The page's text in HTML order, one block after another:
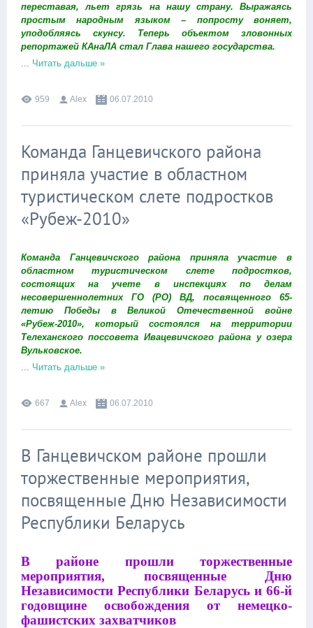
переставая, льет грязь на нашу страну. Выражаясь
простым народным языком – попросту воняет,
уподобляясь скунсу. Теперь объектом зловонных
репортажей КАнаЛА стал Глава нашего государства.
Читать дальше »
959 Alex 06.07.2010
Команда Ганцевичского района
приняла участие в областном
туристическом слете подростков
«Рубеж-2010»
Команда Ганцевичского района приняла участие в
областном туристическом слете подростков,
состоящих на учете в инспекциях по делам
несовершеннолетних ГО (РО) ВД, посвященного 65-
летию Победы в Великой Отечественной войне
«Рубеж-2010», который состоялся на территории
Телеханского поссовета Ивацевичского района у озера
Вульковское.
... Читать дальше »
667 Alex 06.07.2010
В Ганцевичском районе прошли
торжественные мероприятия,
посвященные Дню Независимости
Республики Беларусь
В районе прошли торжественные
мероприятия, посвященные Дню
Независимости Республики Беларусь и 66-й
годовщине освобождения от немецко-
фашистских захватчиков